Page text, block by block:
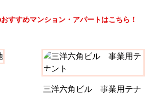
すすめマンション・アパートはこちら！
三洋六角ビル 事業用テナ